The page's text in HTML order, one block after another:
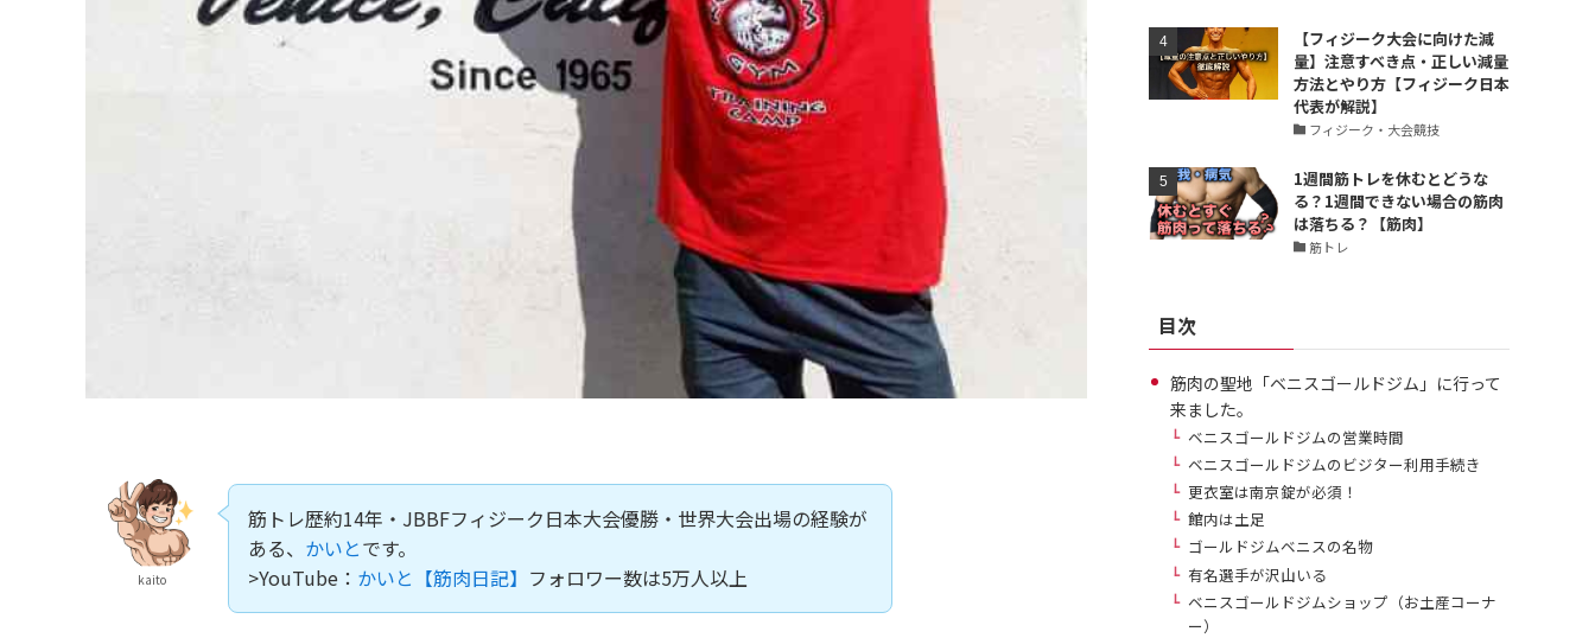
kaito
筋トレ歴約14年・JBBFフィジーク日本大会優勝・世界大会出場の経験が
ある、 かいとです。
>YouTube： かいと【筋肉日記】 フォロワー数は5万人以上
【フィジーク大会に向けた減
量】注意すべき点・正しい減量
方法とやり方【フィジーク日本
代表が解説】
フィジーク・大会競技
1週間筋トレを休むとどうな
る？1週間できない場合の筋肉
は落ちる？【筋肉】
筋トレ
目次
筋肉の聖地「ベニスゴールドジム」に行って
来ました。
ベニスゴールドジムの営業時間
ベニスゴールドジムのビジター利用手続き
更衣室は南京錠が必須！
館内は土足
ゴールドジムベニスの名物
有名選手が沢山いる
ベニスゴールドジムショップ（お土産コーナ
ー）